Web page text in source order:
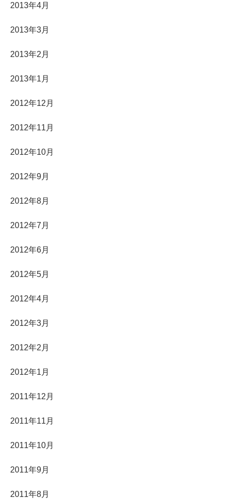
2013年4月
2013年3月
2013年2月
2013年1月
2012年12月
2012年11月
2012年10月
2012年9月
2012年8月
2012年7月
2012年6月
2012年5月
2012年4月
2012年3月
2012年2月
2012年1月
2011年12月
2011年11月
2011年10月
2011年9月
2011年8月